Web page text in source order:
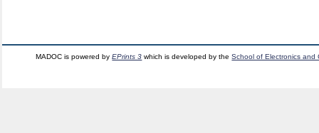
MADOC is powered byEPrints 3 which is developed by theSchool of Electronics and